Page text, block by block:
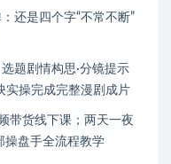
还是四个字“不常不断”
题剧情构思·分镜提示
实操完成完整漫剧成片
带货线下课；两天一夜
操盘手全流程教学